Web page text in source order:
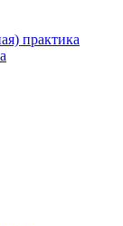
практика